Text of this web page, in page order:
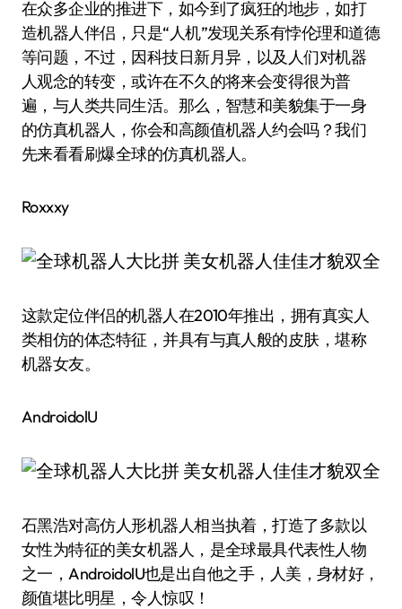
在众多企业的推进下，如今到了疯狂的地步，如打
造机器人伴侣，只是“人机”发现关系有悖伦理和道德
等问题，不过，因科技日新月异，以及人们对机器
人观念的转变，或许在不久的将来会变得很为普
遍，与人类共同生活。那么，智慧和美貌集于一身
的仿真机器人，你会和高颜值机器人约会吗？我们
先来看看刷爆全球的仿真机器人。
Roxxxy
这款定位伴侣的机器人在2010年推出，拥有真实人
类相仿的体态特征，并具有与真人般的皮肤，堪称
机器女友。
AndroidolU
石黑浩对高仿人形机器人相当执着，打造了多款以
女性为特征的美女机器人，是全球最具代表性人物
之一，AndroidolU也是出自他之手，人美，身材好，
颜值堪比明星，令人惊叹！